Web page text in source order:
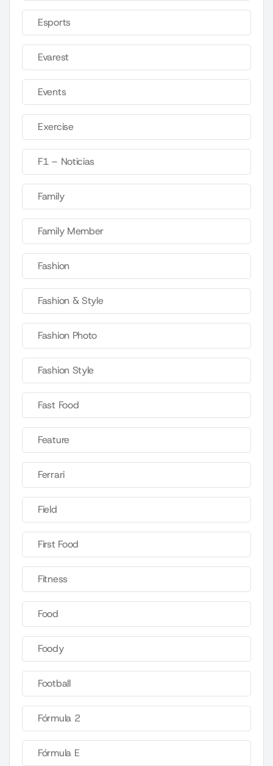
Esports
Evarest
Events
Exercise
F1 – Noticias
Family
Family Member
Fashion
Fashion & Style
Fashion Photo
Fashion Style
Fast Food
Feature
Ferrari
Field
First Food
Fitness
Food
Foody
Football
Fórmula 2
Fórmula E